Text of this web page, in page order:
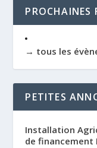
PROCHAINES
→ tous les
PETITES
Installation
de financement